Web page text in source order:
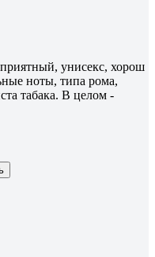
унисекс, хорош
ноты, типа рома,
табака. В целом -